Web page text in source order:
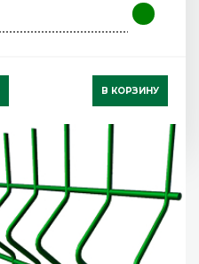
В КОРЗИНУ